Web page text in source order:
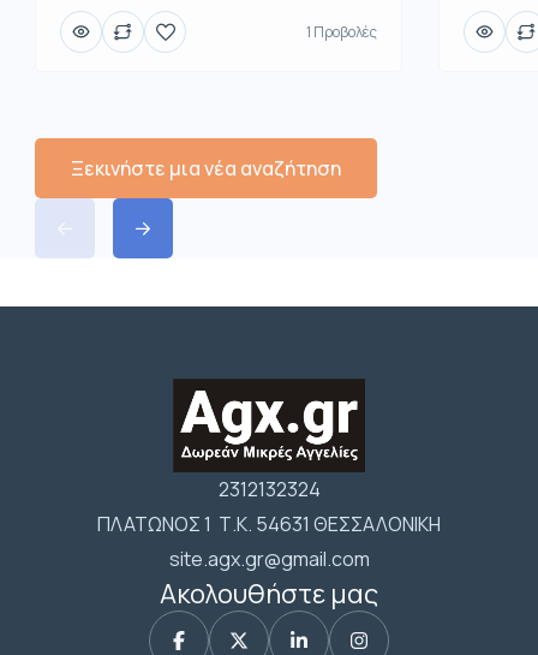
1 Προβολές
Ξεκινήστε μια νέα αναζήτηση
2312132324
ΠΛΑΤΩΝΟΣ 1 Τ.Κ. 54631 ΘΕΣΣΑΛΟΝΙΚΗ
site.agx.gr@gmail.com
Ακολουθήστε μας